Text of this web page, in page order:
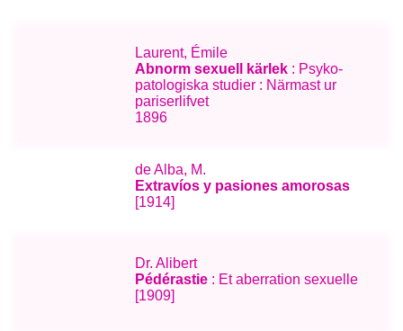
Laurent, Émile
Abnorm sexuell kärlek : Psyko-
patologiska studier : Närmast ur
pariserlifvet
1896
de Alba, M.
Extravíos y pasiones amorosas
[1914]
Dr. Alibert
Pédérastie : Et aberration sexuelle
[1909]